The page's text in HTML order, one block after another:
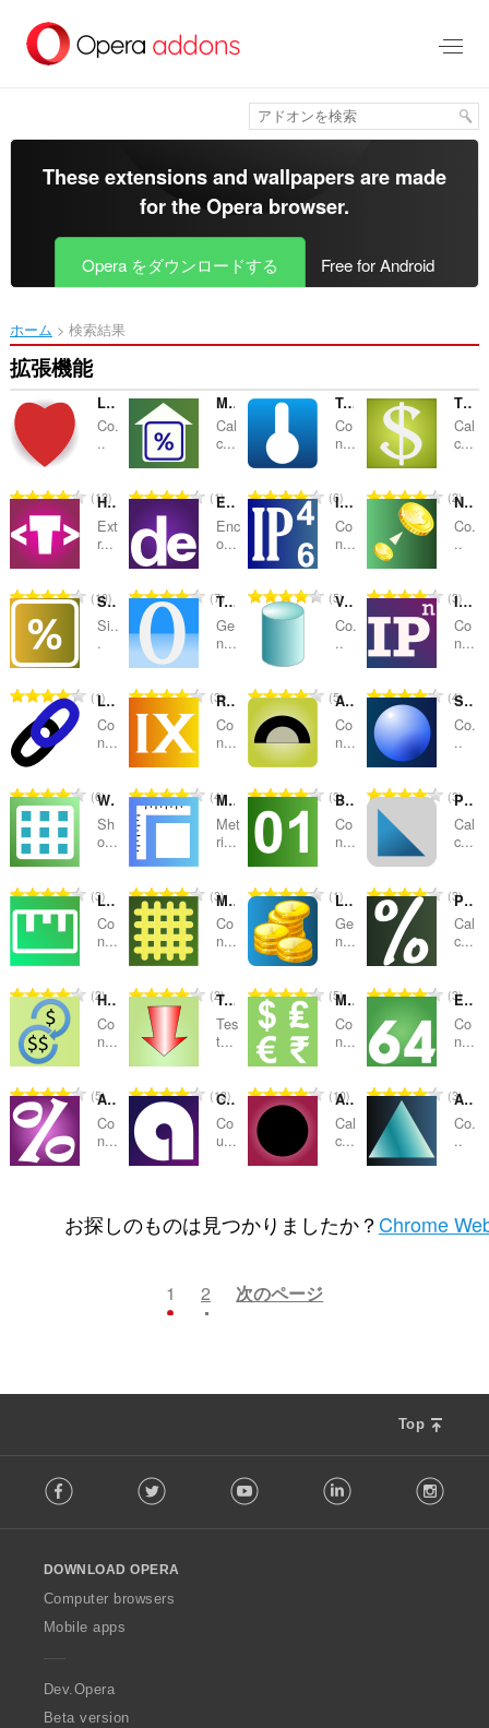
メ
ツ
移
動
These extensions and wallpapers are made
for theOpera browser.
Opera をダウンロードする Free for Android
ホーム 検索結果
拡張機能
Love Calculator
Co.
..
評
価
の
：
12
Mortgage Calculator
Cal
c...
評
価
の
：
1
Temperature Converter
Co
n...
評
価
の
：
6
Tip Calculator
Cal
c...
評
価
の
：
2
HTML to Text
Ext
r...
評
価
の
：
10
Encode Decode HTML
Enc
o...
評
価
の
：
7
IPv4 to IPv6 Converter
Co
n...
評
価
の
：
5
Net Present Value
Co.
..
評
価
の
：
3
Sales Tax Calculator
Si..
.
評
価
の
：
1
Typo Generator
Ge
n...
評
価
の
：
3
Volume of a Cylinder
Co.
..
評
価
の
：
5
IP to Number
Co
n...
評
価
の
：
4
Link To Hyperlink
Co
n...
評
価
の
：
6
Roman Numeral Converter
Co
n...
評
価
の
：
4
Angle Conversion
Co
n...
評
価
の
：
3
Surface Area of a Sphere
Co.
..
評
価
の
：
3
What day is it?
Sh
o...
評
価
の
：
3
Metric Length Converter
Met
ri...
評
価
の
：
3
Bytes Converter
Co
n...
評
価
の
：
1
Pythagoras Theorem
Cal
c...
評
価
の
：
3
Length Conversion
Co
n...
評
価
の
：
2
Metric Conversion
Co
n...
評
価
の
：
2
Lottery Number Generator
Ge
n...
評
価
の
：
5
Percentage Calculator
Cal
c...
評
価
の
：
3
How many Millions in a Billion
Co
n...
評
価
の
5
Test Speed
Tes
t...
評
価
の
13
Money Converter
Co
n...
評
価
の
10
Encode Decode Base64
Co
n...
評
価
の
3
APR to APY
Co
n...
価
の
Character Count
Co
u...
価
の
：
Area of a Circle
Cal
c...
価
の
Area of a Triangle
Co.
..
価
の
お探しのものは見つかりましたか？ Chrome
1 2 次のページ
Top
o
w
O
p
a
Facebook Twitter Youtube LinkedIn
DOWNLOAD OPERA
Computer browsers
Mobile apps
Dev.Opera
Beta version